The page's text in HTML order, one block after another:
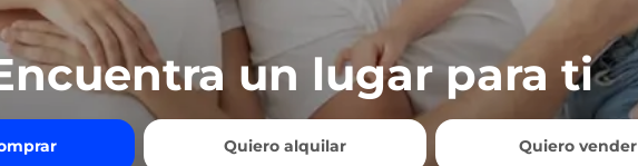
un lugar para ti
Quiero alquilar Quiero vender